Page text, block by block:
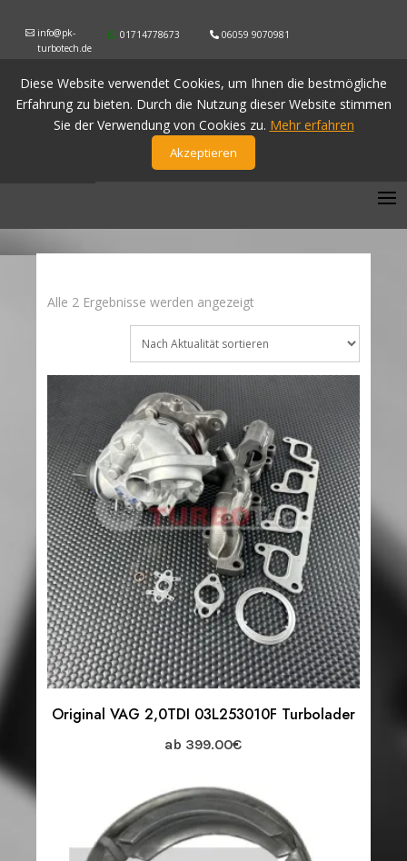
info@pk-
turbotech.de
Diese Website verwendet Cookies, um Ihnen die bestmögliche
Erfahrung zu bieten. Durch die Nutzung dieser Website stimmen
Sie der Verwendung von Cookies zu. Mehr erfahren
Akzeptieren
01714778673 06059 9070981
Alle 2 Ergebnisse werden angezeigtNach
Aktualität
sortiert
Original VAG 2,0TDI 03L253010F Turbolader
ab 399.00€